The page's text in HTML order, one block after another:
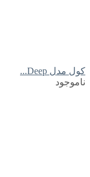
کول مدل Deep...
ناموجود